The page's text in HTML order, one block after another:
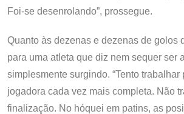
Foi-se desenrolando”, prossegue.
Quanto às dezenas e dezenas de golos
para uma atleta que diz nem sequer ser
simplesmente surgindo. “Tento trabalhar
jogadora cada vez mais completa. Não
finalização. No hóquei em patins, as